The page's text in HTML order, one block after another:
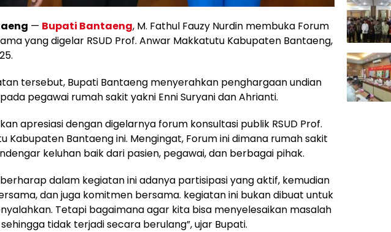
— Bupati Bantaeng, M. Fathul Fauzy Nurdin membuka Forum
yang digelar RSUD Prof. Anwar Makkatutu Kabupaten Bantaeng,
tersebut, Bupati Bantaeng menyerahkan penghargaan undian
pegawai rumah sakit yakni Enni Suryani dan Ahrianti.
apresiasi dengan digelarnya forum konsultasi publik RSUD Prof.
Kabupaten Bantaeng ini. Mengingat, Forum ini dimana rumah sakit
keluhan baik dari pasien, pegawai, dan berbagai pihak.
dalam kegiatan ini adanya partisipasi yang aktif, kemudian
dan juga komitmen bersama. kegiatan ini bukan dibuat untuk
Tetapi bagaimana agar kita bisa menyelesaikan masalah
tidak terjadi secara berulang”, ujar Bupati.